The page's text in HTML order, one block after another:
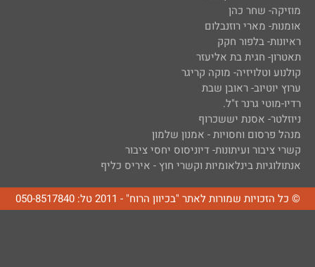
מוזיקה- שחר כהן
אומנות- מארי רוזנבלום
ראיונות- בלפור חקק
תאטרון- חגית בת אליעזר
קולנוע וטלויזיה- מוקה קריגר
ערוץ יוטיוב- ראובן שבת
רדיו-מוטי גרנר ז"ל.
ניוזלטר- אסנת יששכרוף
מנהל פרסום וחסויות - אמנון שלמון
קשרי ציבור ועיתונות- דיוניסוס יחסי ציבור
אנתולוגיות בינלאומיות וקשרי חוץ - איריס כליף
© כל הזכויות שמורות לאתר "בכיוון הרוח" - 2011 טל: 050-8517840